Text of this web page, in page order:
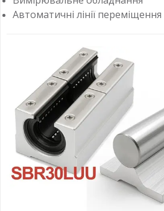
Автоматичні лінії переміщення